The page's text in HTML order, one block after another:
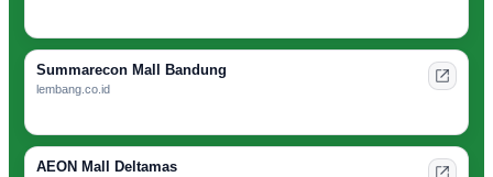
Summarecon Mall Bandung
lembang.co.id
AEON Mall Deltamas